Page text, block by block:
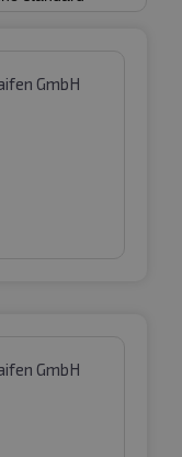
GmbH
GmbH